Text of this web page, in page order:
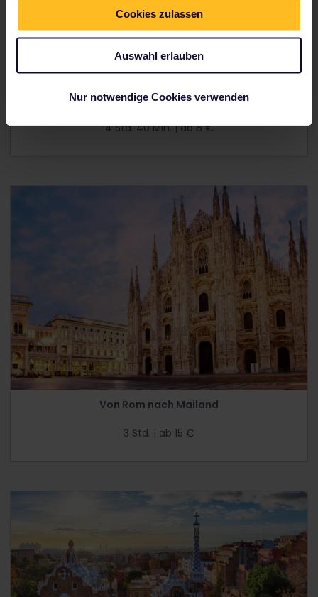
Cookies zulassen
Auswahl erlauben
Nur notwendige Cookies verwenden
Von Hamburg nach Kopenhagen
4 Std. 40 Min. | ab 8 €
Von Rom nach Mailand
3 Std. | ab 15 €